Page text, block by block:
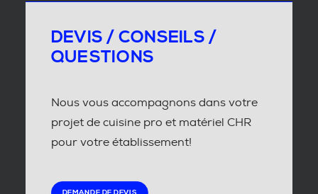
DEVIS / CONSEILS /
QUESTIONS
Nous vous accompagnons dans votre
projet de cuisine pro et matériel CHR
pour votre établissement!